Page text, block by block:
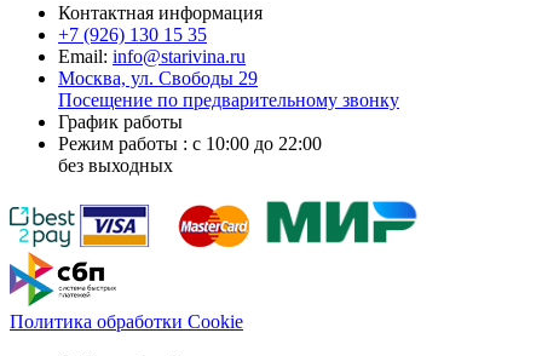
Контактная информация
+7 (926) 130 15 35
Email: info@starivina.ru
Москва, ул. Свободы 29
Посещение по предварительному звонку
График работы
Режим работы : с 10:00 до 22:00
без выходных
Политика обработки Cookie